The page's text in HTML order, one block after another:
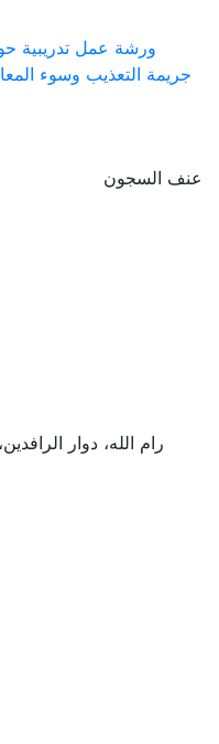
ورشة عمل تدريبية
جريمة التعذيب وسوء
عنف السجون
رام الله، دوار